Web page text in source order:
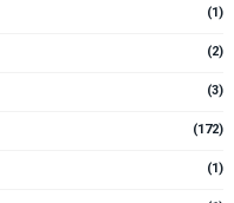
(1)
(2)
(3)
(172)
(1)